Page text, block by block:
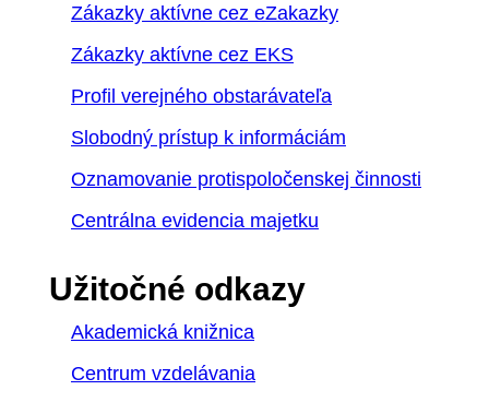
Zákazky aktívne cez eZakazky
Zákazky aktívne cez EKS
Profil verejného obstarávateľa
Slobodný prístup k informáciám
Oznamovanie protispoločenskej činnosti
Centrálna evidencia majetku
Užitočné odkazy
Akademická knižnica
Centrum vzdelávania